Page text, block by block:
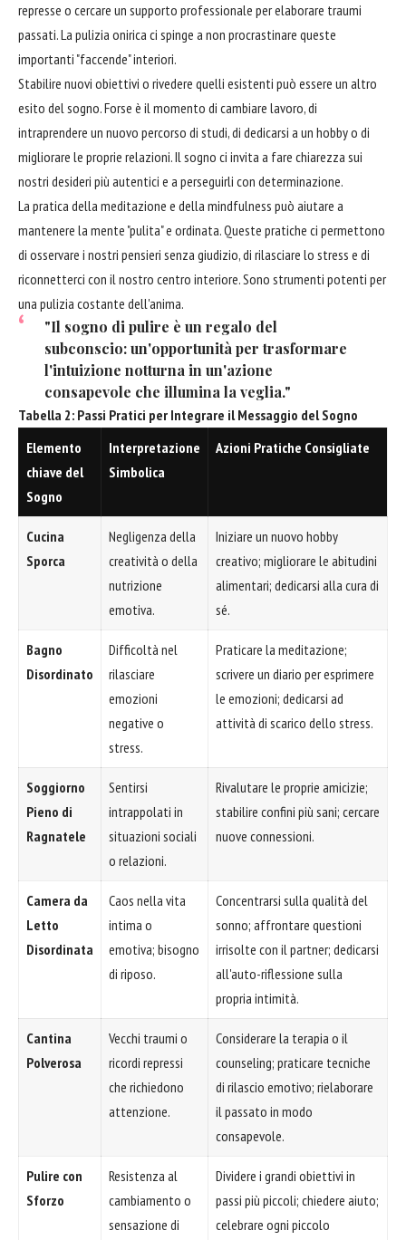
represse o cercare un supporto professionale per elaborare traumi
passati. La pulizia onirica ci spinge a non procrastinare queste
importanti "faccende" interiori.
Stabilire nuovi obiettivi o rivedere quelli esistenti può essere un altro
esito del sogno. Forse è il momento di cambiare lavoro, di
intraprendere un nuovo percorso di studi, di dedicarsi a un hobby o di
migliorare le proprie relazioni. Il sogno ci invita a fare chiarezza sui
nostri desideri più autentici e a perseguirli con determinazione.
La pratica della meditazione e della mindfulness può aiutare a
mantenere la mente "pulita" e ordinata. Queste pratiche ci permettono
di osservare i nostri pensieri senza giudizio, di rilasciare lo stress e di
riconnetterci con il nostro centro interiore. Sono strumenti potenti per
una pulizia costante dell'anima.
"Il sogno di pulire è un regalo del
subconscio: un'opportunità per trasformare
l'intuizione notturna in un'azione
consapevole che illumina la veglia."
Tabella 2: Passi Pratici per Integrare il Messaggio del Sogno
Elemento
chiave del
Sogno
Interpretazione
Simbolica
Azioni Pratiche Consigliate
Cucina
Sporca
Negligenza della
creatività o della
nutrizione
emotiva.
Iniziare un nuovo hobby
creativo; migliorare le abitudini
alimentari; dedicarsi alla cura di
sé.
Bagno
Disordinato
Difficoltà nel
rilasciare
emozioni
negative o
stress.
Praticare la meditazione;
scrivere un diario per esprimere
le emozioni; dedicarsi ad
attività di scarico dello stress.
Soggiorno
Pieno di
Ragnatele
Sentirsi
intrappolati in
situazioni sociali
o relazioni.
Rivalutare le proprie amicizie;
stabilire confini più sani; cercare
nuove connessioni.
Camera da
Letto
Disordinata
Caos nella vita
intima o
emotiva; bisogno
di riposo.
Concentrarsi sulla qualità del
sonno; affrontare questioni
irrisolte con il partner; dedicarsi
all'auto-riflessione sulla
propria intimità.
Cantina
Polverosa
Vecchi traumi o
ricordi repressi
che richiedono
attenzione.
Considerare la terapia o il
counseling; praticare tecniche
di rilascio emotivo; rielaborare
il passato in modo
consapevole.
Pulire con
Sforzo
Resistenza al
cambiamento o
sensazione di
Dividere i grandi obiettivi in
passi più piccoli; chiedere aiuto;
celebrare ogni piccolo